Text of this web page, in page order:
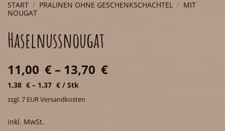
START / PRALINEN OHNE GESCHENKSCHACHTEL / MIT
NOUGAT
Haselnussnougat
11,00 € – 13,70 €
1,38 € – 1,37 € / Stk
zzgl. 7 EUR Versandkosten
inkl. MwSt.